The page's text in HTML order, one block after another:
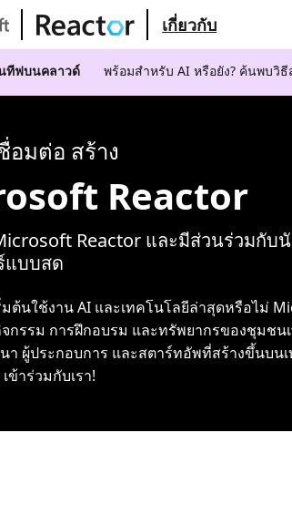
เกี่ยวกับ
ทีฟบนคลาวด์ พร้อมสําหรับ AI หรือยัง? ค้นพบวิ
อมต่อ สร้าง
Reactor
Reactor และมีส่วนร่วมกั
แบบสด
ต้นใช้งาน AI และเทคโนโลยีล่าสุดหรือไม่
กรรม การฝึกอบรม และทรัพยากรของชุมชน
า ผู้ประกอบการ และสตาร์ทอัพที่สร้างขึ้นบน
ข้าร่วมกับเรา!